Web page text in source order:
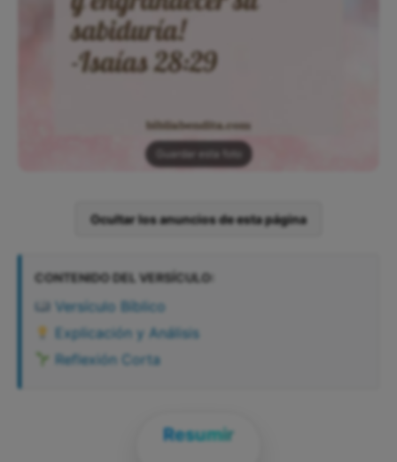
Guardar esta foto
Ocultar los anuncios de esta página
CONTENIDO DEL VERSÍCULO:
Versículo Bíblico
Explicación y Análisis
Reflexión Corta
Resumir